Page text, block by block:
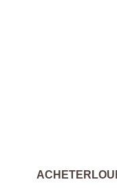
ACHETER